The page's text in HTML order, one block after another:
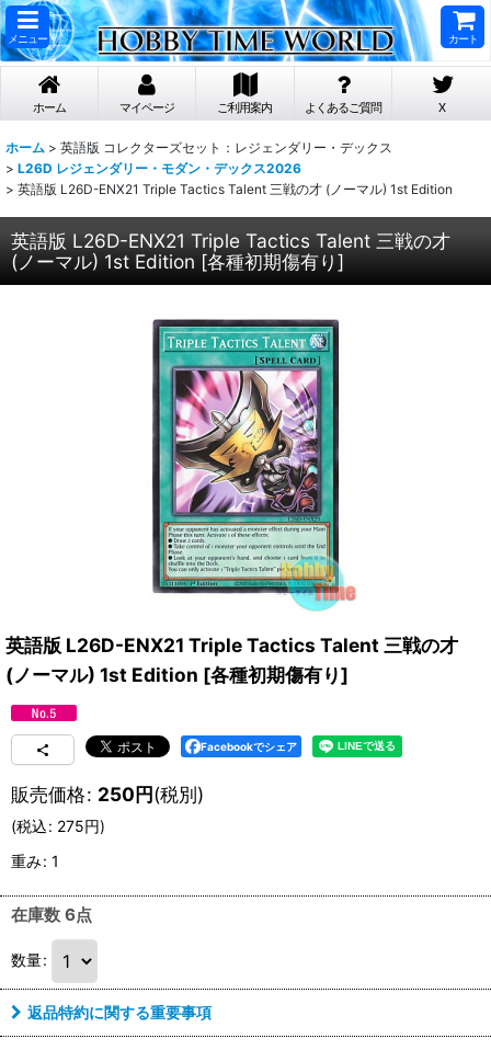
メニュー カート
ホーム マイページ ご利用案内 よくあるご質問 X
ホーム > 英語版 コレクターズセット：レジェンダリー・デックス
> L26D レジェンダリー・モダン・デックス2026
> 英語版 L26D-ENX21 Triple Tactics Talent 三戦の才 (ノーマル) 1st Edition
英語版 L26D-ENX21 Triple Tactics Talent 三戦の才
(ノーマル) 1st Edition [各種初期傷有り]
英語版 L26D-ENX21 Triple Tactics Talent 三戦の才
(ノーマル) 1st Edition [各種初期傷有り]
Facebookでシェア
販売価格: 250円(税別)
(税込: 275円)
重み: 1
在庫数 6点
数量:
返品特約に関する重要事項